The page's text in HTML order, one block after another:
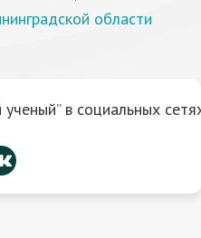
области
в социальных